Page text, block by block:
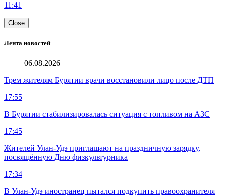
11:41
Close
Лента новостей
06.08.2026
Трем жителям Бурятии врачи восстановили лицо после ДТП
17:55
В Бурятии стабилизировалась ситуация с топливом на АЗС
17:45
Жителей Улан-Удэ приглашают на праздничную зарядку,
посвящённую Дню физкультурника
17:34
В Улан-Удэ иностранец пытался подкупить правоохранителя